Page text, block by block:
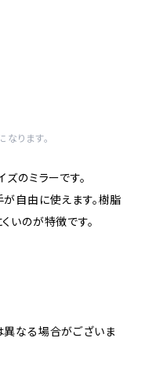
ります。
のミラーです。
自由に使えます。樹脂
いのが特徴です。
なる場合がございま